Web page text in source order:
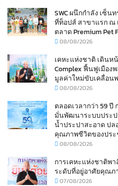
SWC ผนึกกำลัง เซ็น
ที่ท็อปส์ สาขาแรก ณ
ตลาด Premium Pet
08/08/2026
เคหะแห่งชาติ เดินห
Complex ฟื้นฟูเมือง
มูลค่าใหม่ขับเคลื่อน
08/08/2026
ตลอดเวลากว่า 59
มั่นพัฒนาระบบประป
น้ำประปาสะอาด ปล
คุณภาพชีวิตของประ
08/08/2026
การเคหะแห่งชาติพ
ระดับที่อยู่อาศัยคุณภา
07/08/2026